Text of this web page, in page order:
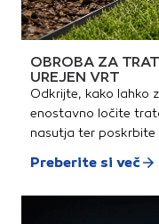
OBROBA ZA
UREJEN VRT
Odkrijte, kako lahko
enostavno ločite
nasutja ter poskrbite
Preberite si več